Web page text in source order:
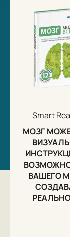
Эта книга -
вашей цели.
определить
управлять
развивать
действовать,
практичность
сотни книг,
выбрали
проверенные.
методики и
ключевых
важном.
Составление
Smart
МОЗГ
ВАШЕГО